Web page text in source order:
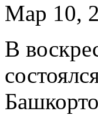
Мар 10,
В